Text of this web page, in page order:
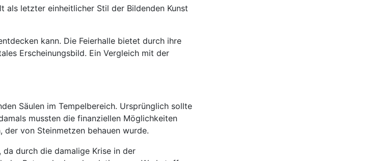
letzter einheitlicher Stil der Bildenden Kunst
kann. Die Feierhalle bietet durch ihre
Erscheinungsbild. Ein Vergleich mit der
Säulen im Tempelbereich. Ursprünglich sollte
mussten die finanziellen Möglichkeiten
von Steinmetzen behauen wurde.
da durch die damalige Krise in der